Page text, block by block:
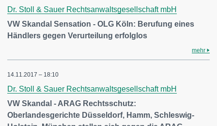
Dr. Stoll & Sauer Rechtsanwaltsgesellschaft mbH
VW Skandal Sensation - OLG Köln: Berufung eines
Händlers gegen Verurteilung erfolglos
mehr
14.11.2017 – 18:10
Dr. Stoll & Sauer Rechtsanwaltsgesellschaft mbH
VW Skandal - ARAG Rechtsschutz:
Oberlandesgerichte Düsseldorf, Hamm, Schleswig-